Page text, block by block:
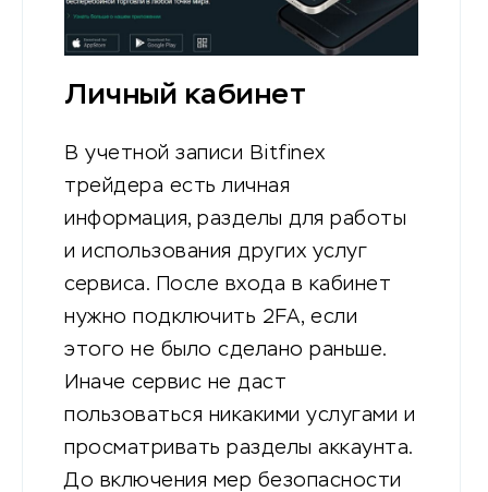
Личный кабинет
В учетной записи Bitfinex
трейдера есть личная
информация, разделы для работы
и использования других услуг
сервиса. После входа в кабинет
нужно подключить 2FA, если
этого не было сделано раньше.
Иначе сервис не даст
пользоваться никакими услугами и
просматривать разделы аккаунта.
До включения мер безопасности